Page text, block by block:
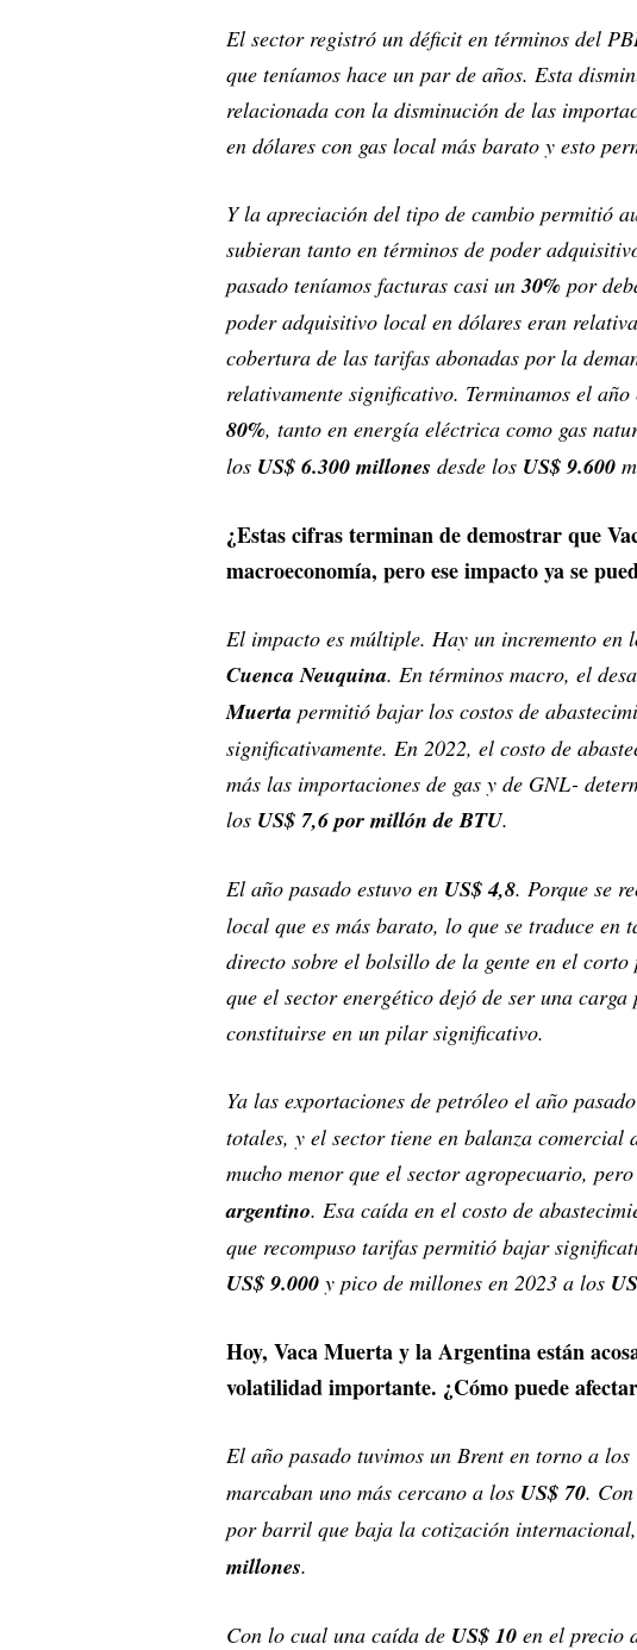
El sector registró un déficit en términos del
que teníamos hace un par de años. Esta
relacionada con la disminución de las
en dólares con gas local más barato y esto
Y la apreciación del tipo de cambio permitió
subieran tanto en términos de poder
pasado teníamos facturas casi un30% por
poder adquisitivo local en dólares eran
cobertura de las tarifas abonadas por la
relativamente significativo. Terminamos el
80%, tanto en energía eléctrica como gas
los US$ 6.300 millones desde los US$ 9.600
¿Estas cifras terminan de demostrar que
macroeconomía, pero ese impacto ya se
El impacto es múltiple. Hay un incremento en
Cuenca Neuquina. En términos macro, el
Muerta permitió bajar los costos de
significativamente. En 2022, el costo de
más las importaciones de gas y de GNL-
los US$ 7,6 por millón de BTU.
El año pasado estuvo en US$ 4,8. Porque se
local que es más barato, lo que se traduce
directo sobre el bolsillo de la gente en el
que el sector energético dejó de ser una
constituirse en un pilar significativo.
Ya las exportaciones de petróleo el año
totales, y el sector tiene en balanza
mucho menor que el sector agropecuario,
argentino. Esa caída en el costo de
que recompuso tarifas permitió bajar
US$ 9.000 y pico de millones en 2023 a los
Hoy, Vaca Muerta y la Argentina están
volatilidad importante. ¿Cómo puede
El año pasado tuvimos un Brent en torno a los
marcaban uno más cercano a los US$ 70.
por barril que baja la cotización
millones.
Con lo cual una caída de US$ 10 en el precio